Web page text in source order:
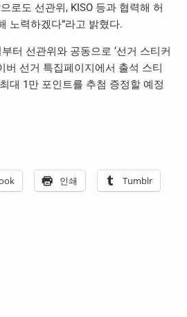
로도 선관위, KISO 등과 협력해 허
노력하겠다”라고 밝혔다.
터 선관위와 공동으로 ‘선거 스티커
버 선거 특집페이지에서 출석 스티
대 1만 포인트를 추첨 증정할 예정
인쇄 Tumblr